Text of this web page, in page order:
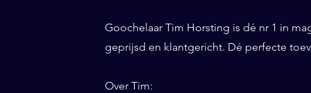
Goochelaar Tim Horsting is dé nr 1 in
geprijsd en klantgericht. Dé perfecte
Over Tim: